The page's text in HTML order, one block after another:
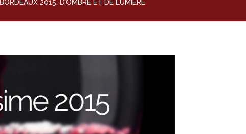
BORDEAUX 2015, D’OMBRE ET DE LUMIÈRE